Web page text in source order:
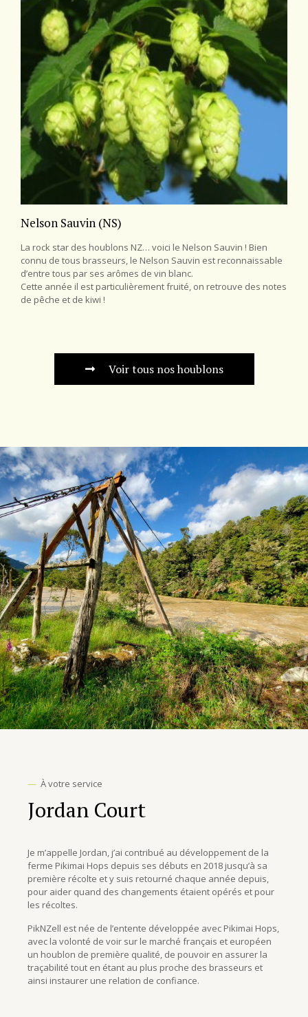
Nelson Sauvin (NS)
La rock star des houblons NZ… voici le Nelson Sauvin ! Bien
connu de tous brasseurs, le Nelson Sauvin est reconnaissable
d’entre tous par ses arômes de vin blanc.
Cette année il est particulièrement fruité, on retrouve des notes
de pêche et de kiwi !
Voir tous nos houblons
— À votre service
Jordan Court
Je m’appelle Jordan, j’ai contribué au développement de la
ferme Pikimai Hops depuis ses débuts en 2018 jusqu’à sa
première récolte et y suis retourné chaque année depuis,
pour aider quand des changements étaient opérés et pour
les récoltes.
PikNZell est née de l’entente développée avec Pikimai Hops,
avec la volonté de voir sur le marché français et européen
un houblon de première qualité, de pouvoir en assurer la
traçabilité tout en étant au plus proche des brasseurs et
ainsi instaurer une relation de confiance.